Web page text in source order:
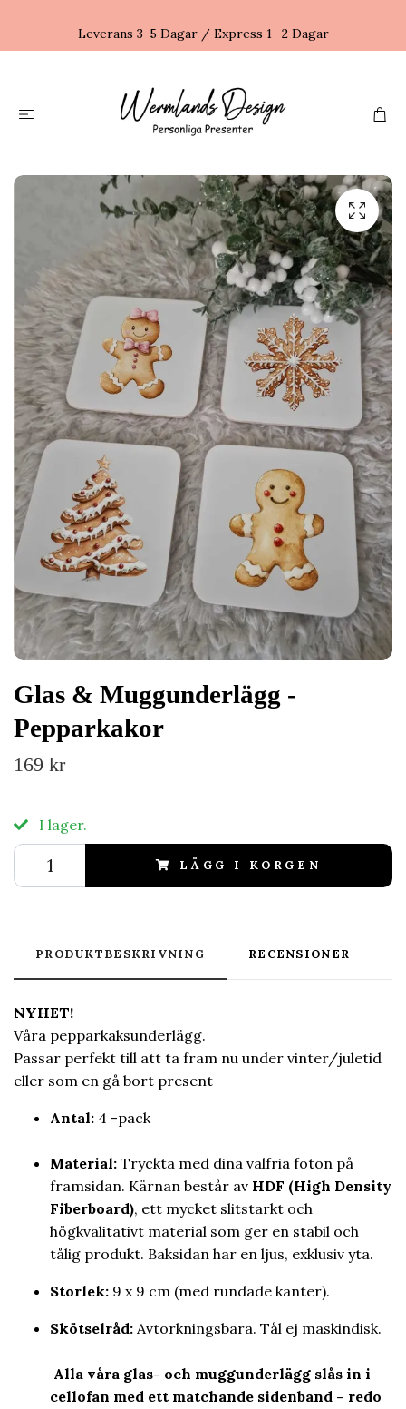
Leverans 3-5 Dagar / Express 1 -2 Dagar
Glas & Muggunderlägg -
Pepparkakor
169 kr
I lager.
LÄGG I KORGEN
PRODUKTBESKRIVNING RECENSIONER
NYHET!
Våra pepparkaksunderlägg.
Passar perfekt till att ta fram nu under vinter/juletid
eller som en gå bort present
Antal: 4 -pack
Material: Tryckta med dina valfria foton på
framsidan. Kärnan består av HDF (High Density
Fiberboard), ett mycket slitstarkt och
högkvalitativt material som ger en stabil och
tålig produkt. Baksidan har en ljus, exklusiv yta.
Storlek: 9 x 9 cm (med rundade kanter).
Skötselråd: Avtorkningsbara. Tål ej maskindisk.
Alla våra glas- och muggunderlägg slås in i
cellofan med ett matchande sidenband – redo